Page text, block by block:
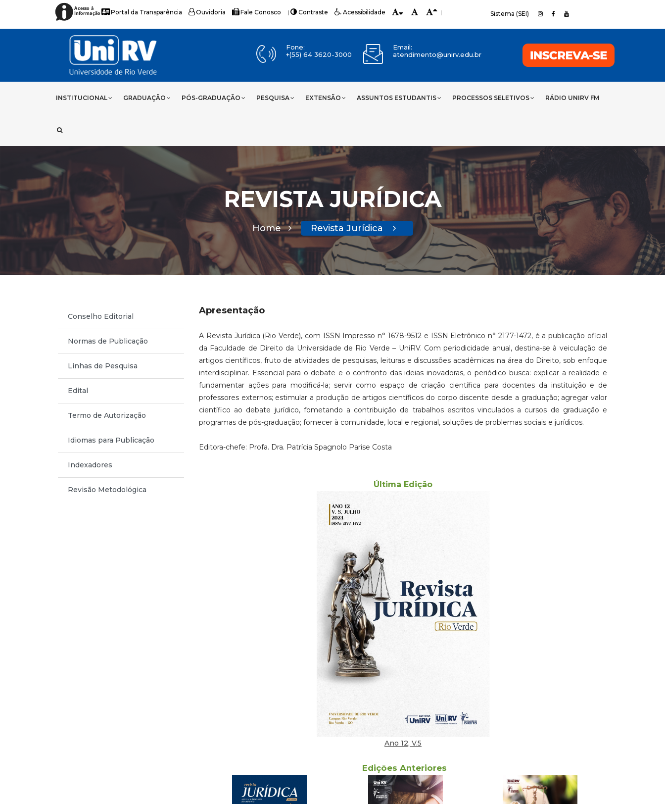
Acesso à
Informação Portal da Transparência Ouvidoria Fale Conosco | Contraste Acessibilidade | Sistema (SEI)
Fone:
+(55) 64 3620-3000
Email:
atendimento@unirv.edu.br
INSTITUCIONAL GRADUAÇÃO PÓS-GRADUAÇÃO PESQUISA EXTENSÃO ASSUNTOS ESTUDANTIS PROCESSOS SELETIVOS RÁDIO UNIRV FM
REVISTA JURÍDICA
Home Revista Jurídica
Conselho Editorial
Normas de Publicação
Linhas de Pesquisa
Edital
Termo de Autorização
Idiomas para Publicação
Indexadores
Revisão Metodológica
Apresentação
A Revista Jurídica (Rio Verde), com ISSN Impresso n° 1678-9512 e ISSN Eletrônico n° 2177-1472, é a publicação oficial
da Faculdade de Direito da Universidade de Rio Verde – UniRV. Com periodicidade anual, destina-se à veiculação de
artigos científicos, fruto de atividades de pesquisas, leituras e discussões acadêmicas na área do Direito, sob enfoque
interdisciplinar. Essencial para o debate e o confronto das ideias inovadoras, o periódico busca: explicar a realidade e
fundamentar ações para modificá-la; servir como espaço de criação científica para docentes da instituição e de
professores externos; estimular a produção de artigos científicos do corpo discente desde a graduação; agregar valor
científico ao debate jurídico, fometando a contribuição de trabalhos escritos vinculados a cursos de graduação e
programas de pós-graduação; fornecer à comunidade, local e regional, soluções de problemas sociais e jurídicos.
Editora-chefe: Profa. Dra. Patrícia Spagnolo Parise Costa
Última Edição
Ano 12, V.5
Edições Anteriores